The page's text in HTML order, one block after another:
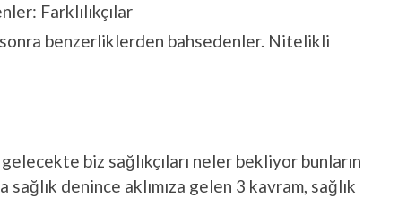
Farklılıkçılar
sonra benzerliklerden bahsedenler. Nitelikli
biz sağlıkçıları neler bekliyor bunların
sağlık denince aklımıza gelen 3 kavram, sağlık